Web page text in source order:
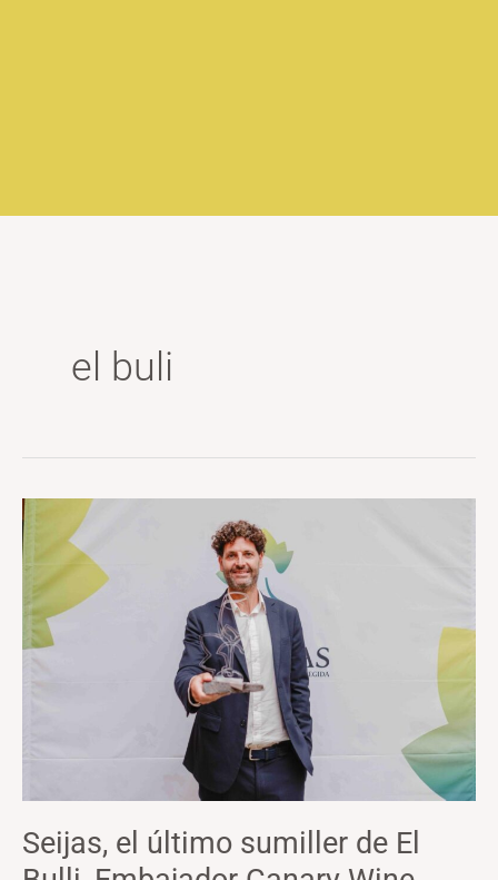
el buli
Seijas, el último sumiller de El
Seijas,
el
último
sumiller
de